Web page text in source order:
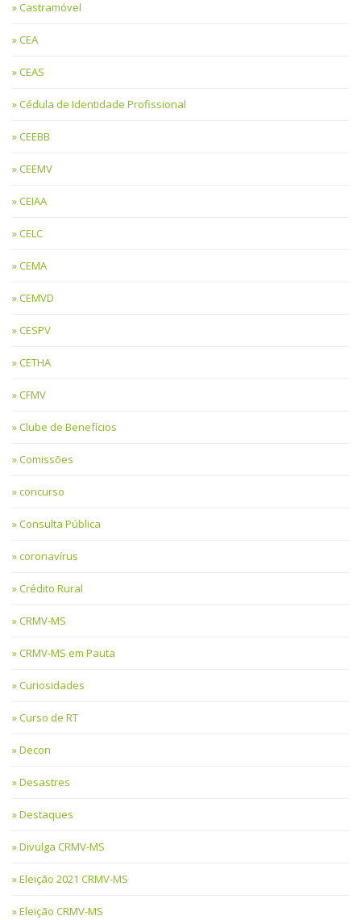
Castramóvel
CEA
CEAS
Cédula de Identidade Profissional
CEEBB
CEEMV
CEIAA
CELC
CEMA
CEMVD
CESPV
CETHA
CFMV
Clube de Benefícios
Comissões
concurso
Consulta Pública
coronavírus
Crédito Rural
CRMV-MS
CRMV-MS em Pauta
Curiosidades
Curso de RT
Decon
Desastres
Destaques
Divulga CRMV-MS
Eleição 2021 CRMV-MS
Eleição CRMV-MS